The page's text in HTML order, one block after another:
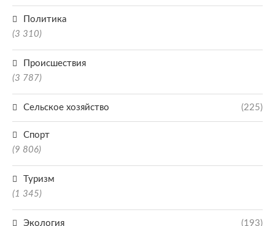
Политика
(3 310)
Происшествия
(3 787)
Сельское хозяйство (225)
Спорт
(9 806)
Туризм
(1 345)
Экология (193)